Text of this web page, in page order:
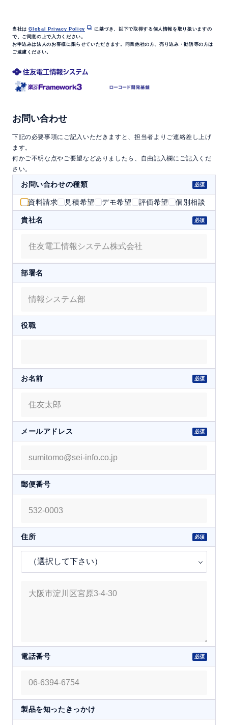
当社はGlobal Privacy Policy
に基づき、以下で取得する個人情報を取り扱いますの
で、ご同意の上で入力ください。
お申込みは法人のお客様に限らせていただきます。同業他社の方、売り込み・勧誘等の方は
ご遠慮ください。
お問い合わせ
下記の必要事項にご記入いただきますと、担当者よりご連絡差し上げ
ます。
何かご不明な点やご要望などありましたら、自由記入欄にご記入くだ
さい。
お問い合わせの種類
資料請求 見積希望 デモ希望 評価希望 個別相談
貴社名
部署名
役職
お名前
メールアドレス
郵便番号
住所
電話番号
製品を知ったきっかけ